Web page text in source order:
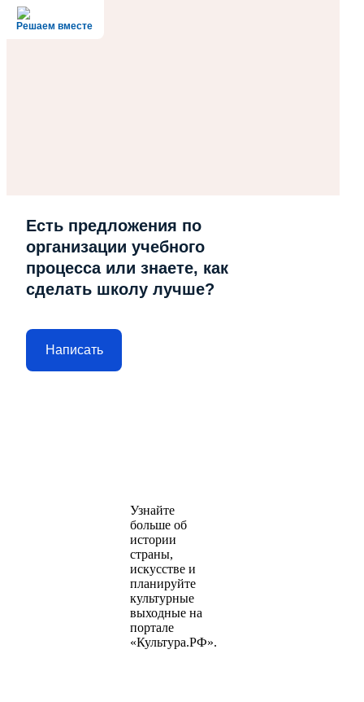
Решаем вместе
Есть предложения по
организации учебного
процесса или знаете, как
сделать школу лучше?
Написать
Узнайте
больше об
истории
страны,
искусстве и
планируйте
культурные
выходные на
портале
«Культура.РФ».